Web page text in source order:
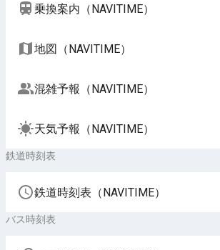
乗換案内（NAVITIME）
地図（NAVITIME）
混雑予報（NAVITIME）
天気予報（NAVITIME）
鉄道時刻表
鉄道時刻表（NAVITIME）
バス時刻表